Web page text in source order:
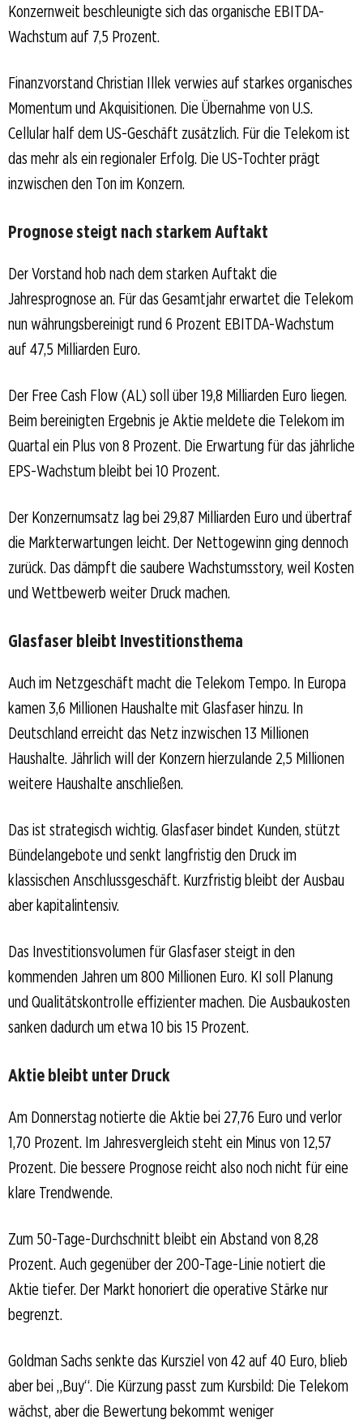
Konzernweit beschleunigte sich das organische EBITDA-
Wachstum auf 7,5 Prozent.
Finanzvorstand Christian Illek verwies auf starkes organisches
Momentum und Akquisitionen. Die Übernahme von U.S.
Cellular half dem US-Geschäft zusätzlich. Für die Telekom ist
das mehr als ein regionaler Erfolg. Die US-Tochter prägt
inzwischen den Ton im Konzern.
Prognose steigt nach starkem Auftakt
Der Vorstand hob nach dem starken Auftakt die
Jahresprognose an. Für das Gesamtjahr erwartet die Telekom
nun währungsbereinigt rund 6 Prozent EBITDA-Wachstum
auf 47,5 Milliarden Euro.
Der Free Cash Flow (AL) soll über 19,8 Milliarden Euro liegen.
Beim bereinigten Ergebnis je Aktie meldete die Telekom im
Quartal ein Plus von 8 Prozent. Die Erwartung für das jährliche
EPS-Wachstum bleibt bei 10 Prozent.
Der Konzernumsatz lag bei 29,87 Milliarden Euro und übertraf
die Markterwartungen leicht. Der Nettogewinn ging dennoch
zurück. Das dämpft die saubere Wachstumsstory, weil Kosten
und Wettbewerb weiter Druck machen.
Glasfaser bleibt Investitionsthema
Auch im Netzgeschäft macht die Telekom Tempo. In Europa
kamen 3,6 Millionen Haushalte mit Glasfaser hinzu. In
Deutschland erreicht das Netz inzwischen 13 Millionen
Haushalte. Jährlich will der Konzern hierzulande 2,5 Millionen
weitere Haushalte anschließen.
Das ist strategisch wichtig. Glasfaser bindet Kunden, stützt
Bündelangebote und senkt langfristig den Druck im
klassischen Anschlussgeschäft. Kurzfristig bleibt der Ausbau
aber kapitalintensiv.
Das Investitionsvolumen für Glasfaser steigt in den
kommenden Jahren um 800 Millionen Euro. KI soll Planung
und Qualitätskontrolle effizienter machen. Die Ausbaukosten
sanken dadurch um etwa 10 bis 15 Prozent.
Aktie bleibt unter Druck
Am Donnerstag notierte die Aktie bei 27,76 Euro und verlor
1,70 Prozent. Im Jahresvergleich steht ein Minus von 12,57
Prozent. Die bessere Prognose reicht also noch nicht für eine
klare Trendwende.
Zum 50-Tage-Durchschnitt bleibt ein Abstand von 8,28
Prozent. Auch gegenüber der 200-Tage-Linie notiert die
Aktie tiefer. Der Markt honoriert die operative Stärke nur
begrenzt.
Goldman Sachs senkte das Kursziel von 42 auf 40 Euro, blieb
aber bei „Buy“. Die Kürzung passt zum Kursbild: Die Telekom
wächst, aber die Bewertung bekommt weniger